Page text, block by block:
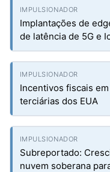
Implantações de
de latência de 5G e
Incentivos fiscais
terciárias dos EUA
Subreportado:
nuvem soberana